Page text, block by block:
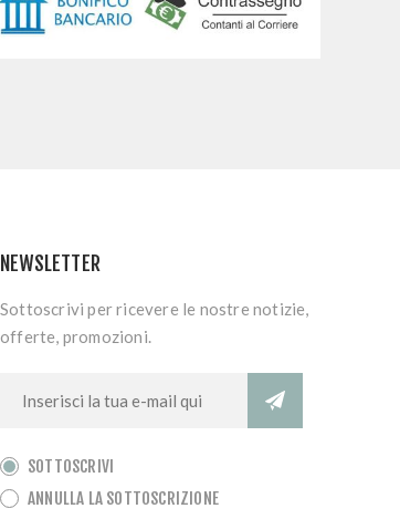
NEWSLETTER
Sottoscrivi per ricevere le nostre notizie,
offerte, promozioni.
SOTTOSCRIVI
ANNULLA LA SOTTOSCRIZIONE